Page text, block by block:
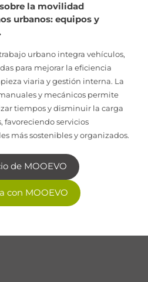
la movilidad
urbanos: equipos y
urbano integra vehículos,
para mejorar la eficiencia
viaria y gestión interna. La
y mecánicos permite
tiempos y disminuir la carga
favoreciendo servicios
más sostenibles y organizados.
de MOOEVO
con MOOEVO